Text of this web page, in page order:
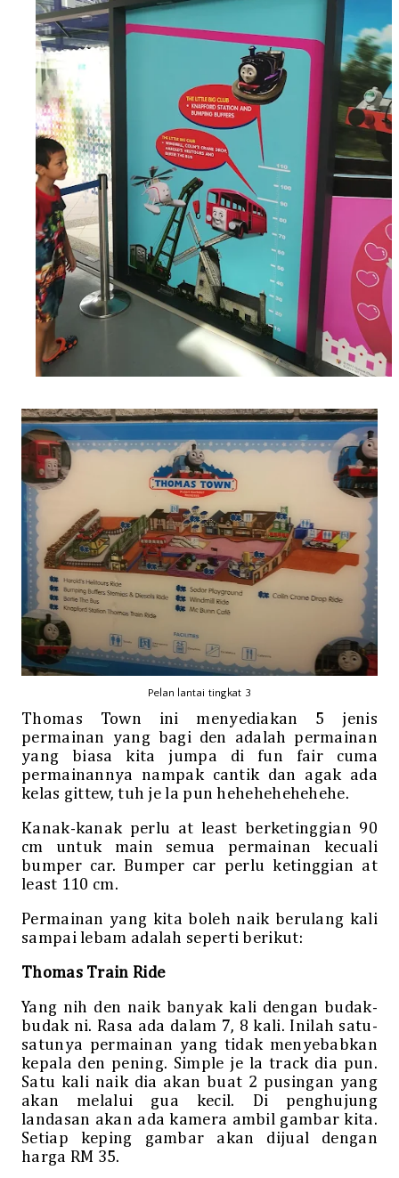
Pelan lantai tingkat 3
Thomas Town ini menyediakan 5 jenis
permainan yang bagi den adalah permainan
yang biasa kita jumpa di fun fair cuma
permainannya nampak cantik dan agak ada
kelas gittew, tuh je la pun hehehehehehehe.
Kanak-kanak perlu at least berketinggian 90
cm untuk main semua permainan kecuali
bumper car. Bumper car perlu ketinggian at
least 110 cm.
Permainan yang kita boleh naik berulang kali
sampai lebam adalah seperti berikut:
Thomas Train Ride
Yang nih den naik banyak kali dengan budak-
budak ni. Rasa ada dalam 7, 8 kali. Inilah satu-
satunya permainan yang tidak menyebabkan
kepala den pening. Simple je la track dia pun.
Satu kali naik dia akan buat 2 pusingan yang
akan melalui gua kecil. Di penghujung
landasan akan ada kamera ambil gambar kita.
Setiap keping gambar akan dijual dengan
harga RM 35.